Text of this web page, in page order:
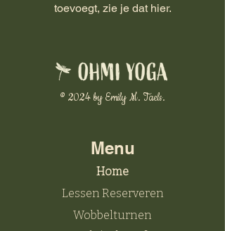
toevoegt, zie je dat hier.
© 2024 by Emily M. Taels.
Menu
Home
Lessen Reserveren
Wobbelturnen